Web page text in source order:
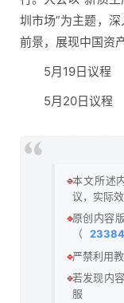
圳市场”为主题，
前景，展现中国资
5月19日议程
5月20日议程
🔹本文所述
议，实际
🔹原创内容
（
🔹严禁利用
🔹若发现内
服